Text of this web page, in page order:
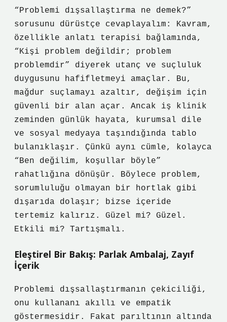
“Problemi dışsallaştırma ne demek?”
sorusunu dürüstçe cevaplayalım: Kavram,
özellikle anlatı terapisi bağlamında,
“Kişi problem değildir; problem
problemdir” diyerek utanç ve suçluluk
duygusunu hafifletmeyi amaçlar. Bu,
mağdur suçlamayı azaltır, değişim için
güvenli bir alan açar. Ancak iş klinik
zeminden günlük hayata, kurumsal dile
ve sosyal medyaya taşındığında tablo
bulanıklaşır. Çünkü aynı cümle, kolayca
“Ben değilim, koşullar böyle”
rahatlığına dönüşür. Böylece problem,
sorumluluğu olmayan bir hortlak gibi
dışarıda dolaşır; bizse içeride
tertemiz kalırız. Güzel mi? Güzel.
Etkili mi? Tartışmalı.
Eleştirel Bir Bakış: Parlak Ambalaj, Zayıf
İçerik
Problemi dışsallaştırmanın çekiciliği,
onu kullananı akıllı ve empatik
göstermesidir. Fakat parıltının altında